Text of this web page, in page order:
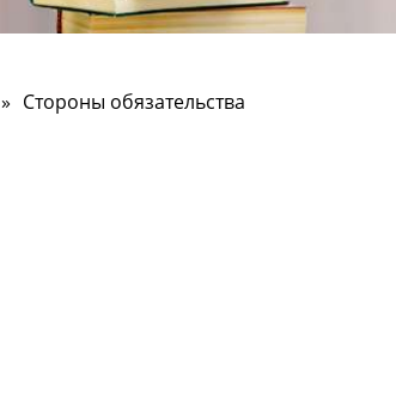
Стороны обязательства